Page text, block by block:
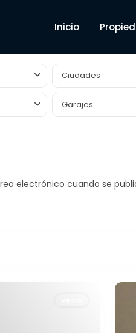
Inicio
Ciudades
electrónico cuando se